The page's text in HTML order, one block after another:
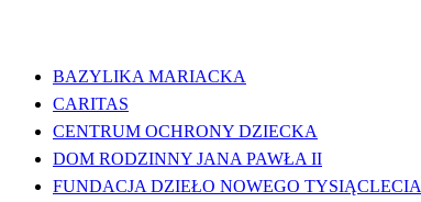
BAZYLIKA MARIACKA
CARITAS
CENTRUM OCHRONY DZIECKA
DOM RODZINNY JANA PAWŁA II
FUNDACJA DZIEŁO NOWEGO TYSIĄCLECIA